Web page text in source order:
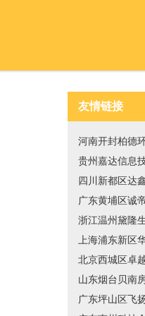
友情链接
河南开封柏德
贵州嘉达信息
四川新都区达
广东黄埔区诚
浙江温州黛隆
上海浦东新区
北京西城区卓
山东烟台贝南
广东坪山区飞